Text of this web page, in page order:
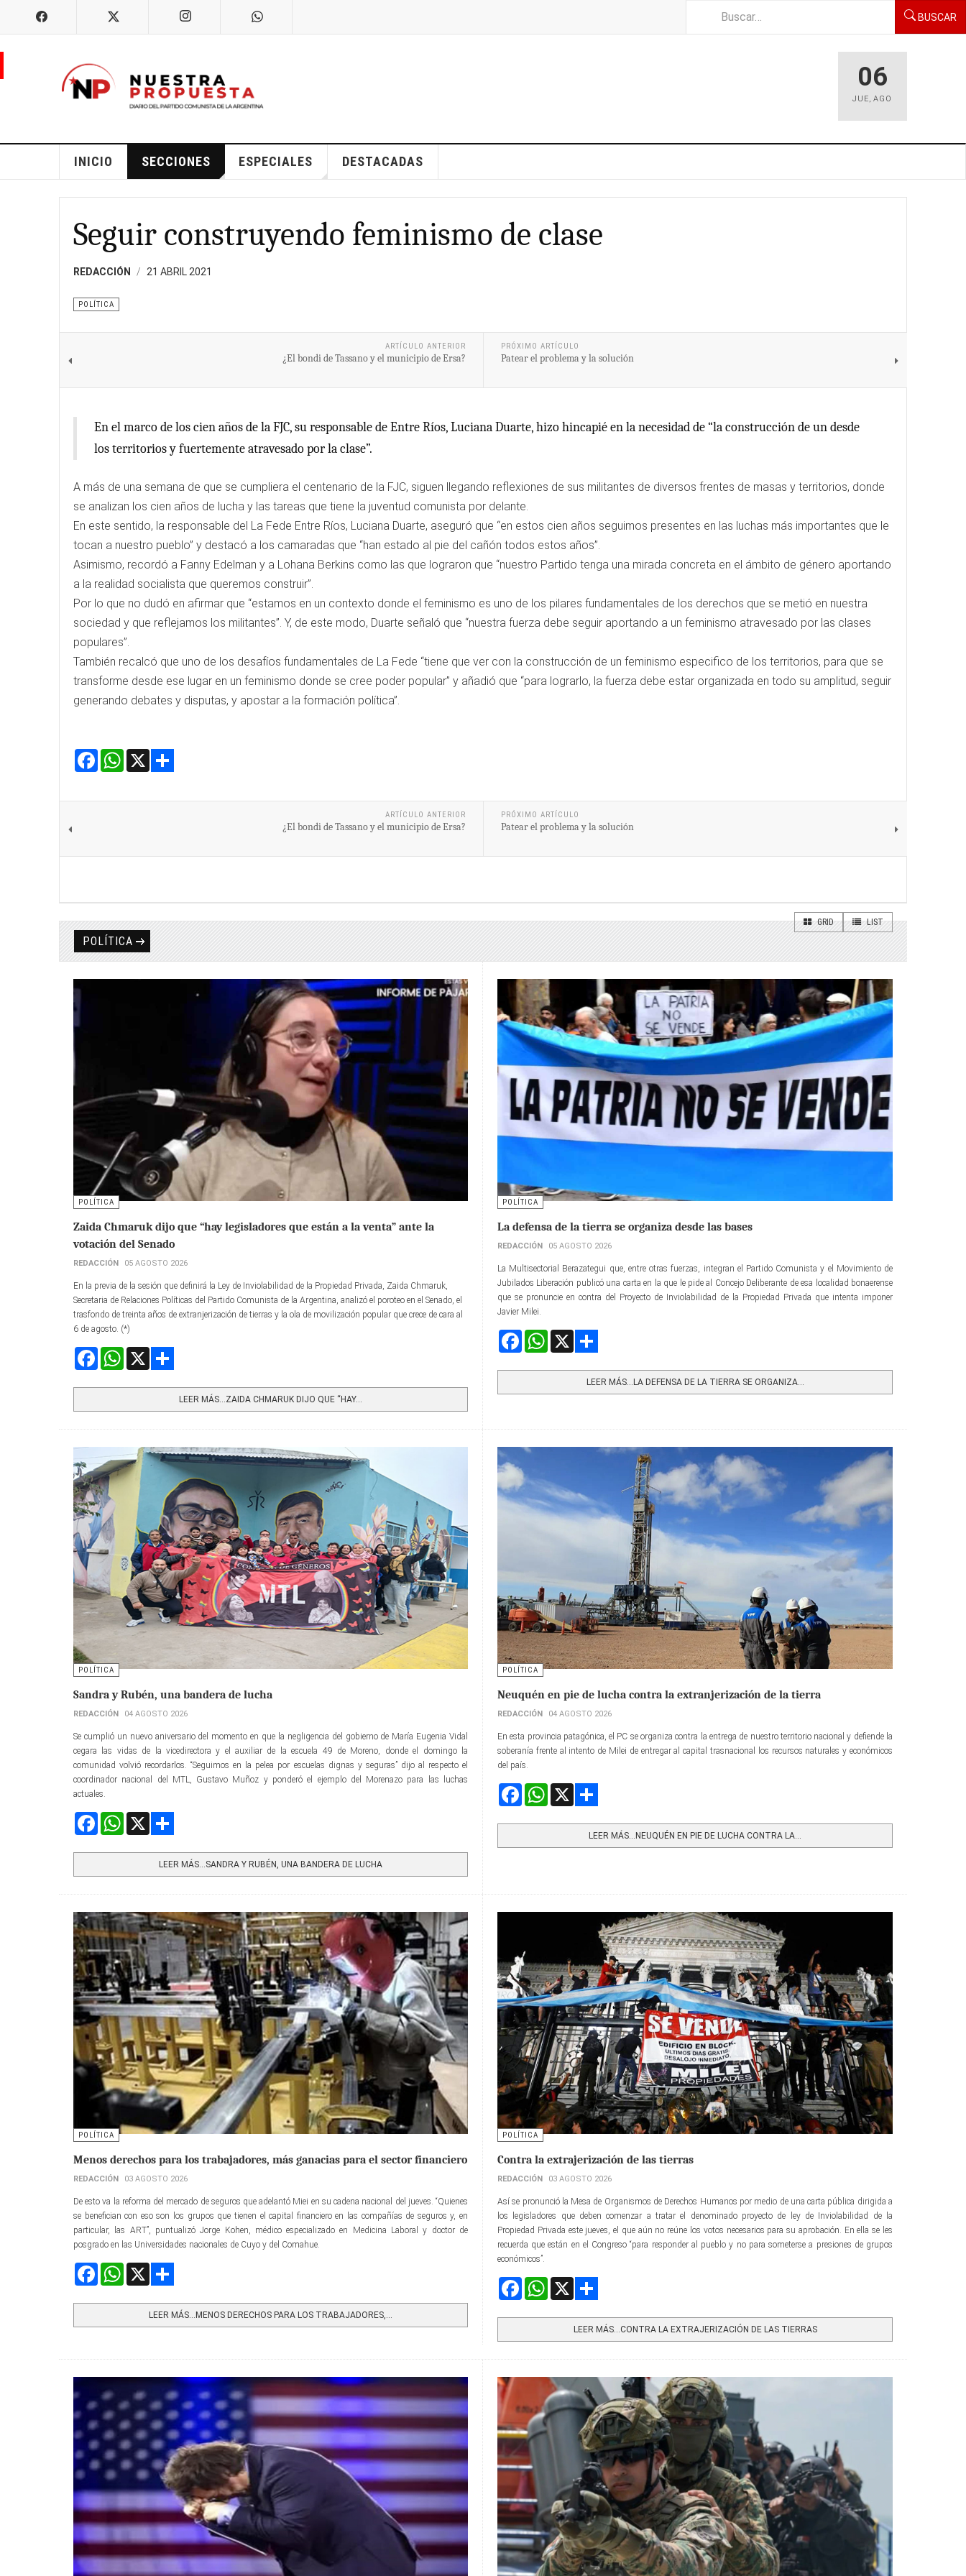
BUSCAR
06
JUE,AGO
INICIO SECCIONES ESPECIALES DESTACADAS
Seguir construyendo feminismo de clase
REDACCIÓN 21 ABRIL 2021
POLÍTICA
ARTÍCULO ANTERIOR
¿El bondi de Tassano y el municipio de Ersa?
PRÓXIMO ARTÍCULO
Patear el problema y la solución
En el marco de los cien años de la FJC, su responsable de Entre Ríos, Luciana Duarte, hizo hincapié en la necesidad de “la construcción de un desde
los territorios y fuertemente atravesado por la clase”.
A más de una semana de que se cumpliera el centenario de la FJC, siguen llegando reflexiones de sus militantes de diversos frentes de masas y territorios, donde
se analizan los cien años de lucha y las tareas que tiene la juventud comunista por delante.
En este sentido, la responsable del La Fede Entre Ríos, Luciana Duarte, aseguró que “en estos cien años seguimos presentes en las luchas más importantes que le
tocan a nuestro pueblo” y destacó a los camaradas que “han estado al pie del cañón todos estos años”.
Asimismo, recordó a Fanny Edelman y a Lohana Berkins como las que lograron que “nuestro Partido tenga una mirada concreta en el ámbito de género aportando
a la realidad socialista que queremos construir”.
Por lo que no dudó en afirmar que “estamos en un contexto donde el feminismo es uno de los pilares fundamentales de los derechos que se metió en nuestra
sociedad y que reflejamos los militantes”. Y, de este modo, Duarte señaló que “nuestra fuerza debe seguir aportando a un feminismo atravesado por las clases
populares”.
También recalcó que uno de los desafíos fundamentales de La Fede “tiene que ver con la construcción de un feminismo especifico de los territorios, para que se
transforme desde ese lugar en un feminismo donde se cree poder popular” y añadió que “para lograrlo, la fuerza debe estar organizada en todo su amplitud, seguir
generando debates y disputas, y apostar a la formación política”.
Facebook
WhatsApp
ARTÍCULO ANTERIOR
¿El bondi de Tassano y el municipio de Ersa?
PRÓXIMO ARTÍCULO
Patear el problema y la solución
GRID LIST
POLÍTICA
POLÍTICA
Zaida Chmaruk dijo que “hay legisladores que están a la venta” ante la
votación del Senado
REDACCIÓN 05 AGOSTO 2026
En la previa de la sesión que definirá la Ley de Inviolabilidad de la Propiedad Privada, Zaida Chmaruk,
Secretaria de Relaciones Políticas del Partido Comunista de la Argentina, analizó el poroteo en el Senado, el
trasfondo de treinta años de extranjerización de tierras y la ola de movilización popular que crece de cara al
6 de agosto. (*)
FacebookWhatsApp
LEER MÁS…ZAIDA CHMARUK DIJO QUE “HAY...
POLÍTICA
La defensa de la tierra se organiza desde las bases
REDACCIÓN 05 AGOSTO 2026
La Multisectorial Berazategui que, entre otras fuerzas, integran el Partido Comunista y el Movimiento de
Jubilados Liberación publicó una carta en la que le pide al Concejo Deliberante de esa localidad bonaerense
que se pronuncie en contra del Proyecto de Inviolabilidad de la Propiedad Privada que intenta imponer
Javier Milei.
FacebookWhatsApp
LEER MÁS…LA DEFENSA DE LA TIERRA SE ORGANIZA...
POLÍTICA
Sandra y Rubén, una bandera de lucha
REDACCIÓN 04 AGOSTO 2026
Se cumplió un nuevo aniversario del momento en que la negligencia del gobierno de María Eugenia Vidal
cegara las vidas de la vicedirectora y el auxiliar de la escuela 49 de Moreno, donde el domingo la
comunidad volvió recordarlos. “Seguimos en la pelea por escuelas dignas y seguras” dijo al respecto el
coordinador nacional del MTL, Gustavo Muñoz y ponderó el ejemplo del Morenazo para las luchas
actuales.
FacebookWhatsApp
LEER MÁS…SANDRA Y RUBÉN, UNA BANDERA DE LUCHA
POLÍTICA
Neuquén en pie de lucha contra la extranjerización de la tierra
REDACCIÓN 04 AGOSTO 2026
En esta provincia patagónica, el PC se organiza contra la entrega de nuestro territorio nacional y defiende la
soberanía frente al intento de Milei de entregar al capital trasnacional los recursos naturales y económicos
del país.
FacebookWhatsApp
LEER MÁS…NEUQUÉN EN PIE DE LUCHA CONTRA LA...
POLÍTICA
Menos derechos para los trabajadores, más ganacias para el sector financiero
REDACCIÓN 03 AGOSTO 2026
De esto va la reforma del mercado de seguros que adelantó Miei en su cadena nacional del jueves. “Quienes
se benefician con eso son los grupos que tienen el capital financiero en las compañías de seguros y, en
particular, las ART”, puntualizó Jorge Kohen, médico especializado en Medicina Laboral y doctor de
posgrado en las Universidades nacionales de Cuyo y del Comahue.
FacebookWhatsApp
LEER MÁS…MENOS DERECHOS PARA LOS TRABAJADORES,...
POLÍTICA
Contra la extrajerización de las tierras
REDACCIÓN 03 AGOSTO 2026
Así se pronunció la Mesa de Organismos de Derechos Humanos por medio de una carta pública dirigida a
los legisladores que deben comenzar a tratar el denominado proyecto de ley de Inviolabilidad de la
Propiedad Privada este jueves, el que aún no reúne los votos necesarios para su aprobación. En ella se les
recuerda que están en el Congreso “para responder al pueblo y no para someterse a presiones de grupos
económicos”.
FacebookWhatsApp
LEER MÁS…CONTRA LA EXTRAJERIZACIÓN DE LAS TIERRAS